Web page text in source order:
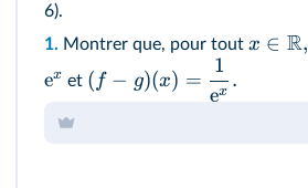
6).
1. Montrer que, pour tout x ∈ R,
ex et ( f − g)(x) =
ex
1
.